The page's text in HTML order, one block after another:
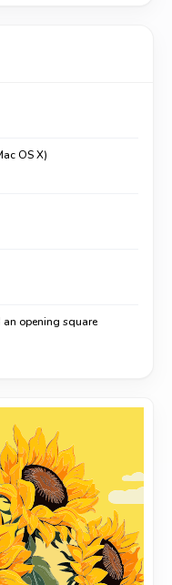
OS X)
an opening square